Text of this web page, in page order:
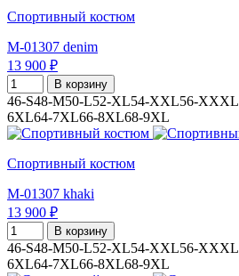
Спортивный костюм
M-01307 denim
13 900 ₽
В корзину
46-S48-M50-L52-XL54-XXL56-XXXL
6XL64-7XL66-8XL68-9XL
Спортивный костюм
M-01307 khaki
13 900 ₽
В корзину
46-S48-M50-L52-XL54-XXL56-XXXL
6XL64-7XL66-8XL68-9XL